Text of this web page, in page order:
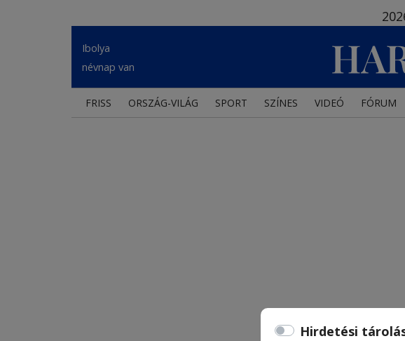
Hirdetési
Ibolya
névnap van
FRISS ORSZÁG-VILÁG SPORT SZÍNES VIDEÓ FÓRUM